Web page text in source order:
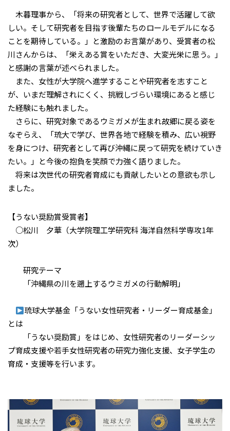
木暮理事から、「将来の研究者として、世界で活躍して欲
しい。そして研究者を目指す後輩たちのロールモデルになる
ことを期待している。」と激励のお言葉があり、受賞者の松
川さんからは、「栄えある賞をいただき、大変光栄に思う。」
と感謝の言葉が述べられました。
また、女性が大学院へ進学することや研究者を志すこと
が、いまだ理解されにくく、挑戦しづらい環境にあると感じ
た経験にも触れました。
さらに、研究対象であるウミガメが生まれ故郷に戻る姿を
なぞらえ、「琉大で学び、世界各地で経験を積み、広い視野
を身につけ、研究者として再び沖縄に戻って研究を続けていき
たい。」と今後の抱負を笑顔で力強く語りました。
将来は次世代の研究者育成にも貢献したいとの意欲も示し
ました。
【うない奨励賞受賞者】
○松川 夕華（大学院理工学研究科 海洋自然科学専攻1年
次）
研究テーマ
「沖縄県の川を遡上するウミガメの行動解明」
琉球大学基金「うない女性研究者・リーダー育成基金」
とは
「うない奨励賞」をはじめ、女性研究者のリーダーシッ
プ育成支援や若手女性研究者の研究力強化支援、女子学生の
育成・支援等を行います。